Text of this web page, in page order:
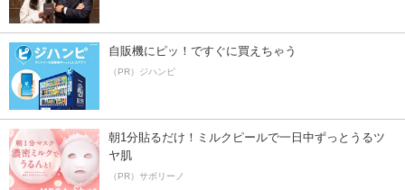
自販機にピッ！ですぐに買えちゃう
（PR）ジハンピ
朝1分貼るだけ！ミルクピールで一日中ずっとうるツ
ヤ肌
（PR）サボリーノ